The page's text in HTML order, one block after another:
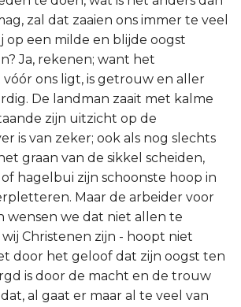
zal dat zaaien ons immer te veel
op een milde en blijde oogst
Ja, rekenen; want het
vóór ons ligt, is getrouw en aller
De landman zaait met kalme
zijn uitzicht op de
is van zeker; ook als nog slechts
graan van de sikkel scheiden,
hagelbui zijn schoonste hoop in
Maar de arbeider voor
wensen we dat niet allen te
Christenen zijn - hoopt niet
door het geloof dat zijn oogst ten
is door de macht en de trouw
al gaat er maar al te veel van